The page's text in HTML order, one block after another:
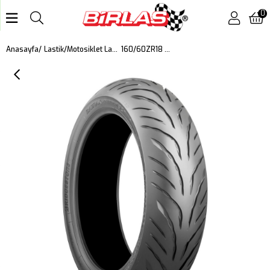
0
Anasayfa Lastik Motosiklet Lastiği 160/60ZR18 M/C 70W Battlax T32 Motosiklet Arka Lastiği (2025)